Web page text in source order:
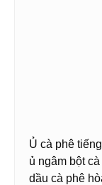
Ủ cà phê
ủ ngâm bột
dầu cà phê